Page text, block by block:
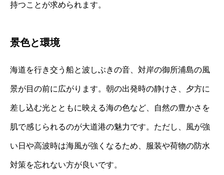
持つことが求められます。
景色と環境
海道を行き交う船と波しぶきの音、対岸の御所浦島の風
景が目の前に広がります。朝の出発時の静けさ、夕方に
差し込む光とともに映える海の色など、自然の豊かさを
肌で感じられるのが大道港の魅力です。ただし、風が強
い日や高波時は海風が強くなるため、服装や荷物の防水
対策を忘れない方が良いです。